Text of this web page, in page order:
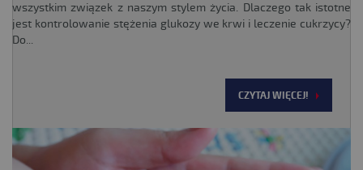
wszystkim związek z naszym stylem życia. Dlaczego tak istotne
jest kontrolowanie stężenia glukozy we krwi i leczenie cukrzycy?
Do...
CZYTAJ WIĘCEJ!